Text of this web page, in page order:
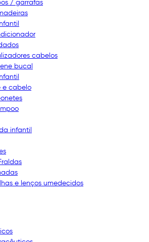
/ garrafas
cabelos
bucal
e cabelo
infantil
e lenços umedecidos